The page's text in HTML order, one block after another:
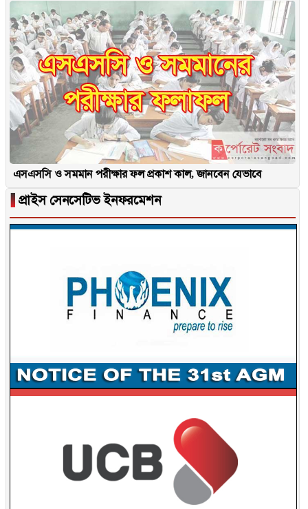
এসএসসি ও সমমান পরীক্ষার ফল প্রকাশ কাল, জানবেন যেভাবে
▐ প্রাইস সেনসেটিভ ইনফরমেশন